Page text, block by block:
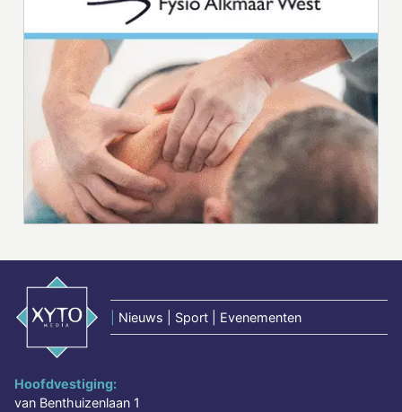
Nieuws | Sport | Evenementen
Hoofdvestiging:
van Benthuizenlaan 1